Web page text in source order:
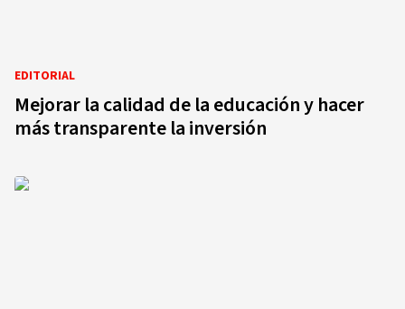
EDITORIAL
Mejorar la calidad de la educación y hacer
más transparente la inversión